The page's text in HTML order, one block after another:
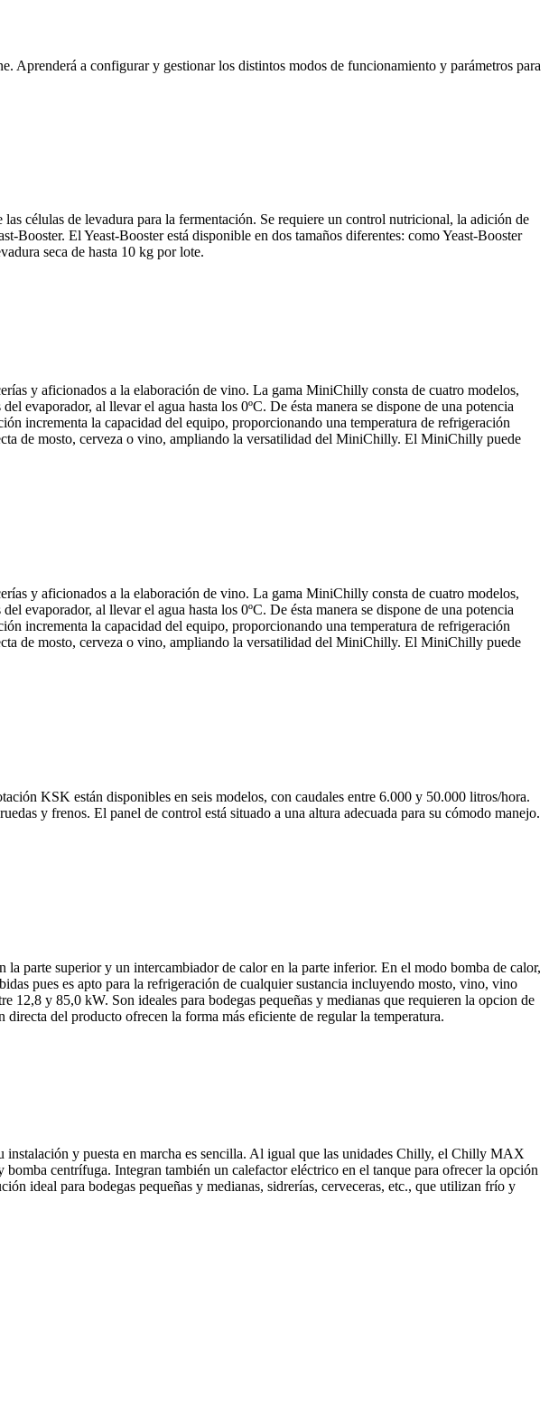
Aprenderá a configurar y gestionar los distintos modos de funcionamiento y parámetros para
células de levadura para la fermentación. Se requiere un control nutricional, la adición de
Booster. El Yeast-Booster está disponible en dos tamaños diferentes: como Yeast-Booster
seca de hasta 10 kg por lote.
y aficionados a la elaboración de vino. La gama MiniChilly consta de cuatro modelos,
evaporador, al llevar el agua hasta los 0ºC. De ésta manera se dispone de una potencia
incrementa la capacidad del equipo, proporcionando una temperatura de refrigeración
de mosto, cerveza o vino, ampliando la versatilidad del MiniChilly. El MiniChilly puede
y aficionados a la elaboración de vino. La gama MiniChilly consta de cuatro modelos,
evaporador, al llevar el agua hasta los 0ºC. De ésta manera se dispone de una potencia
incrementa la capacidad del equipo, proporcionando una temperatura de refrigeración
de mosto, cerveza o vino, ampliando la versatilidad del MiniChilly. El MiniChilly puede
KSK están disponibles en seis modelos, con caudales entre 6.000 y 50.000 litros/hora.
y frenos. El panel de control está situado a una altura adecuada para su cómodo manejo.
parte superior y un intercambiador de calor en la parte inferior. En el modo bomba de calor,
pues es apto para la refrigeración de cualquier sustancia incluyendo mosto, vino, vino
12,8 y 85,0 kW. Son ideales para bodegas pequeñas y medianas que requieren la opcion de
del producto ofrecen la forma más eficiente de regular la temperatura.
y puesta en marcha es sencilla. Al igual que las unidades Chilly, el Chilly MAX
centrífuga. Integran también un calefactor eléctrico en el tanque para ofrecer la opción
ideal para bodegas pequeñas y medianas, sidrerías, cerveceras, etc., que utilizan frío y